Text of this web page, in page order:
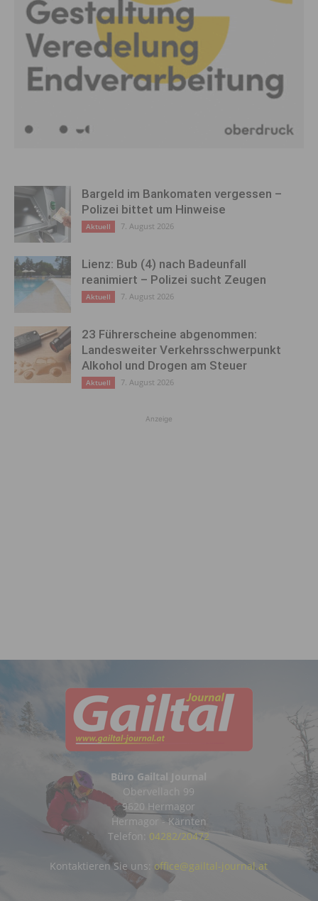
Bargeld im Bankomaten vergessen –
Polizei bittet um Hinweise
Aktuell 7. August 2026
Lienz: Bub (4) nach Badeunfall
reanimiert – Polizei sucht Zeugen
Aktuell 7. August 2026
23 Führerscheine abgenommen:
Landesweiter Verkehrsschwerpunkt
Alkohol und Drogen am Steuer
Aktuell 7. August 2026
Anzeige
Büro Gailtal Journal
Obervellach 99
9620 Hermagor
Hermagor - Kärnten
Telefon: 04282/20472
Kontaktieren Sie uns: office@gailtal-journal.at